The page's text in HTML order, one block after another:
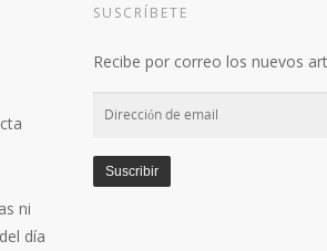
ni
día
SUSCRÍBETE
Recibe por correo los nuevos
Dirección
email
Suscribir